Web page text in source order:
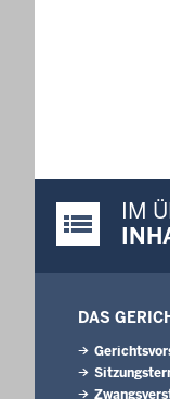
Justiz-Portal
IM
DAS